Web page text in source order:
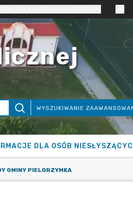
WYSZUKIWANIE
DLA OSÓB
GMINY PIELGRZYMKA